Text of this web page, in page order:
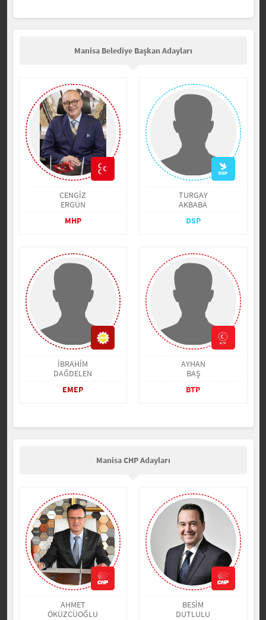
Manisa Belediye Başkan Adayları
CENGİZ
ERGÜN
MHP
TURGAY
AKBABA
DSP
İBRAHİM
DAĞDELEN
EMEP
AYHAN
BAŞ
BTP
Manisa CHP Adayları
AHMET
ÖKÜZCÜOĞLU
BESİM
DUTLULU